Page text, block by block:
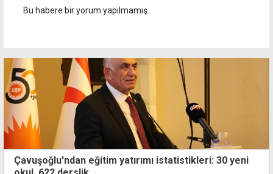
Bu habere bir yorum yapılmamış.
Çavuşoğlu'ndan eğitim yatırımı istatistikleri: 30 yeni